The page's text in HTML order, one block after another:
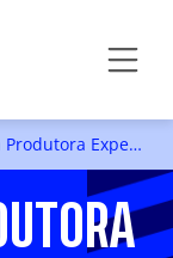
Notícias da Produtora Experimental